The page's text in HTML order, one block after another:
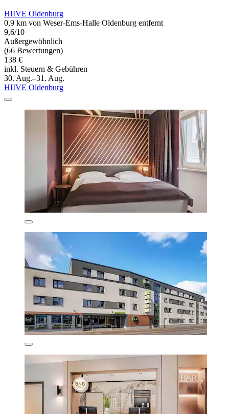
HIIVE Oldenburg
0,9 km von Weser-Ems-Halle Oldenburg entfernt
9,6/10
Außergewöhnlich
(66 Bewertungen)
138 €
inkl. Steuern & Gebühren
30. Aug.–31. Aug.
HIIVE Oldenburg